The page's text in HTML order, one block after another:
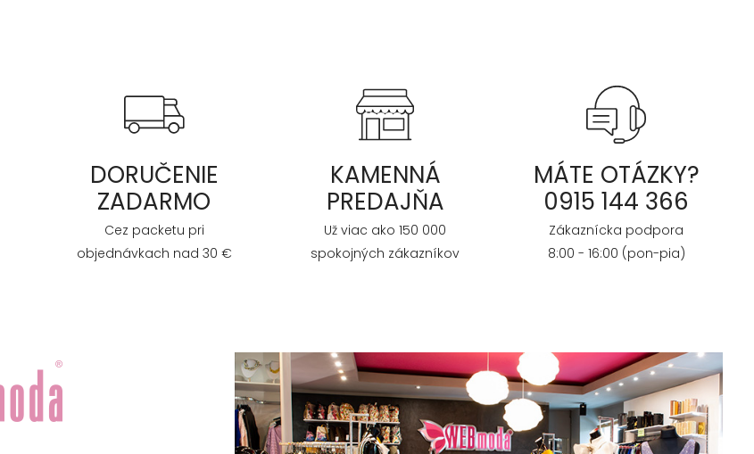
DORUČENIE
ZADARMO
Cez packetu pri
objednávkach nad 30 €
KAMENNÁ
PREDAJŇA
Už viac ako 150 000
spokojných zákazníkov
MÁTE OTÁZKY?
0915 144 366
Zákaznícka podpora
8:00 - 16:00 (pon-pia)